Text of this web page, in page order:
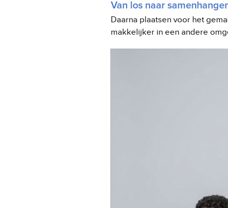
Van los naar
Daarna plaatsen voor het
makkelijker in een andere